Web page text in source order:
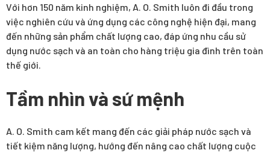
Với hơn 150 năm kinh nghiệm, A. O. Smith luôn đi đầu trong
việc nghiên cứu và ứng dụng các công nghệ hiện đại, mang
đến những sản phẩm chất lượng cao, đáp ứng nhu cầu sử
dụng nước sạch và an toàn cho hàng triệu gia đình trên toàn
thế giới.
Tầm nhìn và sứ mệnh
A. O. Smith cam kết mang đến các giải pháp nước sạch và
tiết kiệm năng lượng, hướng đến nâng cao chất lượng cuộc